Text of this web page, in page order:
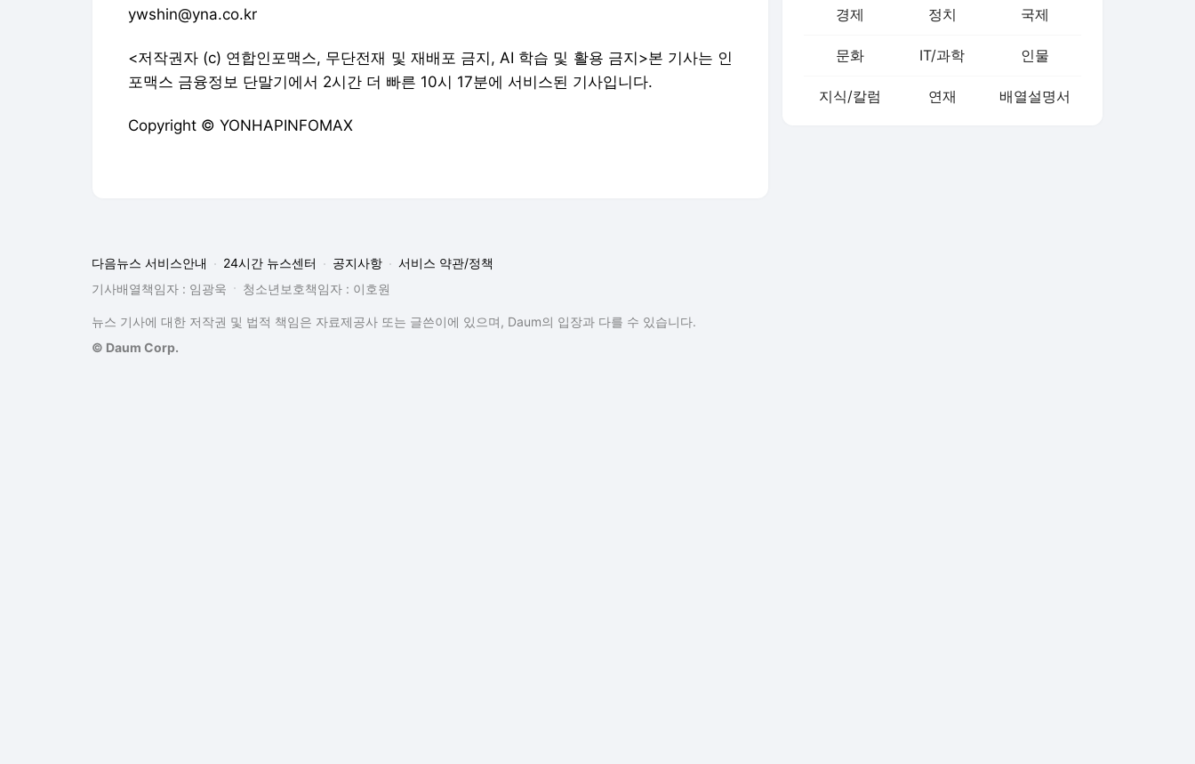
ywshin@yna.co.kr
<저작권자 (c) 연합인포맥스, 무단전재 및 재배포 금지, AI 학습 및 활용 금지>본 기사는 인
포맥스 금융정보 단말기에서 2시간 더 빠른 10시 17분에 서비스된 기사입니다.
Copyright © YONHAPINFOMAX
경제 정치 국제
문화 IT/과학 인물
지식/칼럼 연재 배열설명서
다음뉴스 서비스안내 24시간 뉴스센터 공지사항
서비스 약관/정책
기사배열책임자 : 임광욱
청소년보호책임자 : 이호원
뉴스 기사에 대한 저작권 및 법적 책임은 자료제공사 또는 글쓴이에 있으며, Daum의 입장과 다를 수 있습니다.
© Daum Corp.